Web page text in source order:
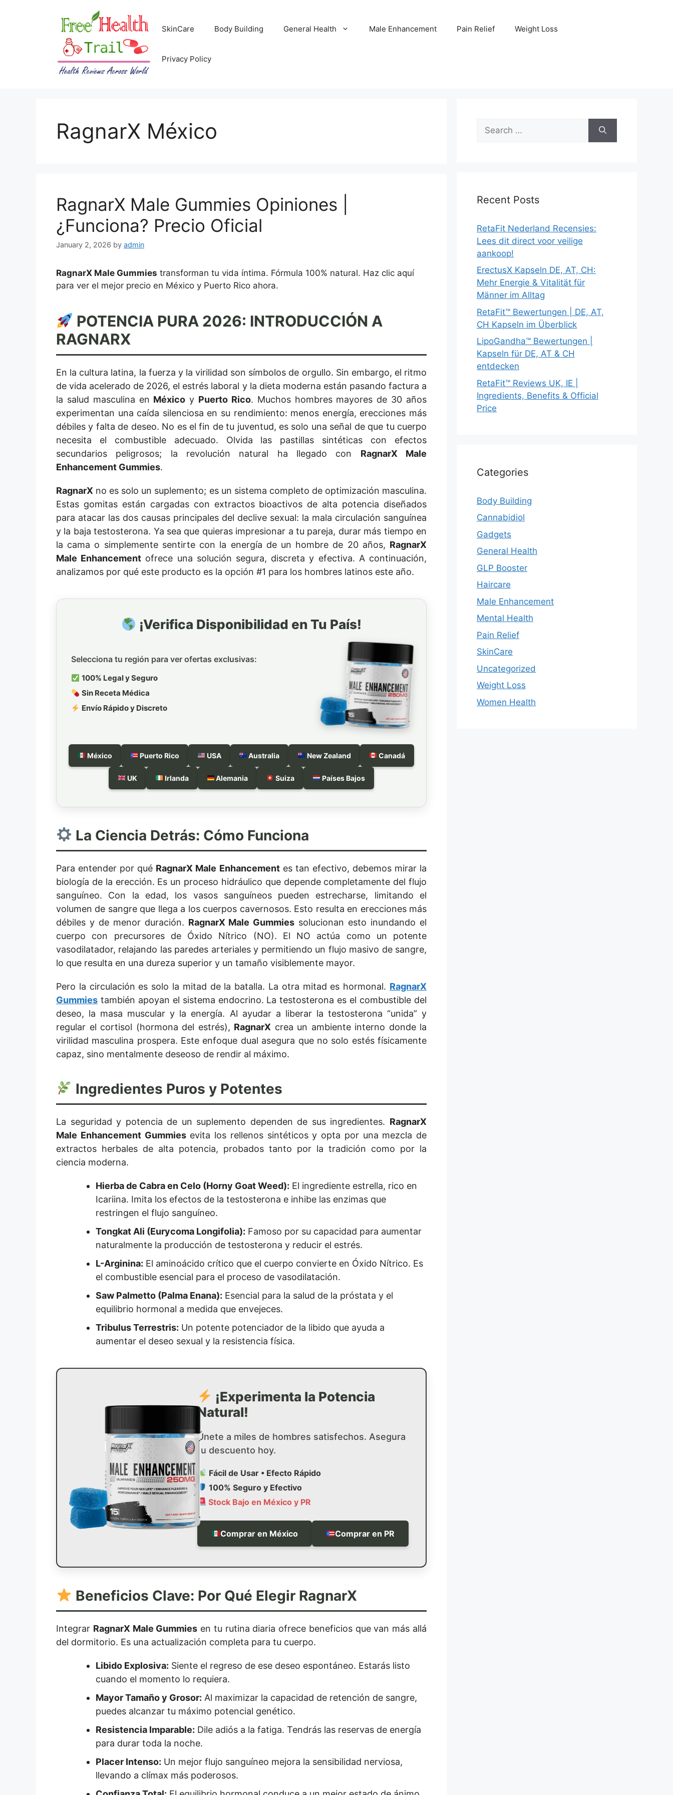
SkinCare Body Building General Health Male Enhancement Pain Relief Weight Loss
Privacy Policy
RagnarX México
RagnarX Male Gummies Opiniones |
¿Funciona? Precio Oficial
January 2, 2026 by admin
RagnarX Male Gummies transforman tu vida íntima. Fórmula 100% natural. Haz clic aquí
para ver el mejor precio en México y Puerto Rico ahora.
POTENCIA PURA 2026: INTRODUCCIÓN A
RAGNARX
En la cultura latina, la fuerza y la virilidad son símbolos de orgullo. Sin embargo, el ritmo
de vida acelerado de 2026, el estrés laboral y la dieta moderna están pasando factura a
la salud masculina en México y Puerto Rico. Muchos hombres mayores de 30 años
experimentan una caída silenciosa en su rendimiento: menos energía, erecciones más
débiles y falta de deseo. No es el fin de tu juventud, es solo una señal de que tu cuerpo
necesita el combustible adecuado. Olvida las pastillas sintéticas con efectos
secundarios peligrosos; la revolución natural ha llegado con RagnarX Male
Enhancement Gummies.
RagnarX no es solo un suplemento; es un sistema completo de optimización masculina.
Estas gomitas están cargadas con extractos bioactivos de alta potencia diseñados
para atacar las dos causas principales del declive sexual: la mala circulación sanguínea
y la baja testosterona. Ya sea que quieras impresionar a tu pareja, durar más tiempo en
la cama o simplemente sentirte con la energía de un hombre de 20 años, RagnarX
Male Enhancement ofrece una solución segura, discreta y efectiva. A continuación,
analizamos por qué este producto es la opción #1 para los hombres latinos este año.
¡Verifica Disponibilidad en Tu País!
Selecciona tu región para ver ofertas exclusivas:
100% Legal y Seguro
Sin Receta Médica
Envío Rápido y Discreto
México Puerto Rico USA Australia New Zealand Canadá
UK Irlanda Alemania Suiza Países Bajos
La Ciencia Detrás: Cómo Funciona
Para entender por qué RagnarX Male Enhancementes tan efectivo, debemos mirar la
biología de la erección. Es un proceso hidráulico que depende completamente del flujo
sanguíneo. Con la edad, los vasos sanguíneos pueden estrecharse, limitando el
volumen de sangre que llega a los cuerpos cavernosos. Esto resulta en erecciones más
débiles y de menor duración. RagnarX Male Gummies solucionan esto inundando el
cuerpo con precursores de Óxido Nítrico (NO). El NO actúa como un potente
vasodilatador, relajando las paredes arteriales y permitiendo un flujo masivo de sangre,
lo que resulta en una dureza superior y un tamaño visiblemente mayor.
Pero la circulación es solo la mitad de la batalla. La otra mitad es hormonal. RagnarX
Gummies también apoyan el sistema endocrino. La testosterona es el combustible del
deseo, la masa muscular y la energía. Al ayudar a liberar la testosterona “unida” y
regular el cortisol (hormona del estrés), RagnarX crea un ambiente interno donde la
virilidad masculina prospera. Este enfoque dual asegura que no solo estés físicamente
capaz, sino mentalmente deseoso de rendir al máximo.
Ingredientes Puros y Potentes
La seguridad y potencia de un suplemento dependen de sus ingredientes. RagnarX
Male Enhancement Gummiesevita los rellenos sintéticos y opta por una mezcla de
extractos herbales de alta potencia, probados tanto por la tradición como por la
ciencia moderna.
Hierba de Cabra en Celo (Horny Goat Weed): El ingrediente estrella, rico en
Icariina. Imita los efectos de la testosterona e inhibe las enzimas que
restringen el flujo sanguíneo.
Tongkat Ali (Eurycoma Longifolia): Famoso por su capacidad para aumentar
naturalmente la producción de testosterona y reducir el estrés.
L-Arginina: El aminoácido crítico que el cuerpo convierte en Óxido Nítrico. Es
el combustible esencial para el proceso de vasodilatación.
Saw Palmetto (Palma Enana): Esencial para la salud de la próstata y el
equilibrio hormonal a medida que envejeces.
Tribulus Terrestris: Un potente potenciador de la libido que ayuda a
aumentar el deseo sexual y la resistencia física.
¡Experimenta la Potencia
Natural!
Únete a miles de hombres satisfechos. Asegura
tu descuento hoy.
Fácil de Usar • Efecto Rápido
100% Seguro y Efectivo
Stock Bajo en México y PR
Comprar en México Comprar en PR
Beneficios Clave: Por Qué Elegir RagnarX
Integrar RagnarX Male Gummies en tu rutina diaria ofrece beneficios que van más allá
del dormitorio. Es una actualización completa para tu cuerpo.
Libido Explosiva: Siente el regreso de ese deseo espontáneo. Estarás listo
cuando el momento lo requiera.
Mayor Tamaño y Grosor: Al maximizar la capacidad de retención de sangre,
puedes alcanzar tu máximo potencial genético.
Resistencia Imparable: Dile adiós a la fatiga. Tendrás las reservas de energía
para durar toda la noche.
Placer Intenso: Un mejor flujo sanguíneo mejora la sensibilidad nerviosa,
llevando a clímax más poderosos.
for:
Recent Posts
RetaFit Nederland Recensies:
Lees dit direct voor veilige
aankoop!
ErectusX Kapseln DE, AT, CH:
Mehr Energie & Vitalität für
Männer im Alltag
RetaFit™ Bewertungen | DE, AT,
CH Kapseln im Überblick
LipoGandha™ Bewertungen |
Kapseln für DE, AT & CH
entdecken
RetaFit™ Reviews UK, IE |
Ingredients, Benefits & Official
Price
Categories
Body Building
Cannabidiol
Gadgets
General Health
GLP Booster
Haircare
Male Enhancement
Mental Health
Pain Relief
SkinCare
Uncategorized
Weight Loss
Women Health